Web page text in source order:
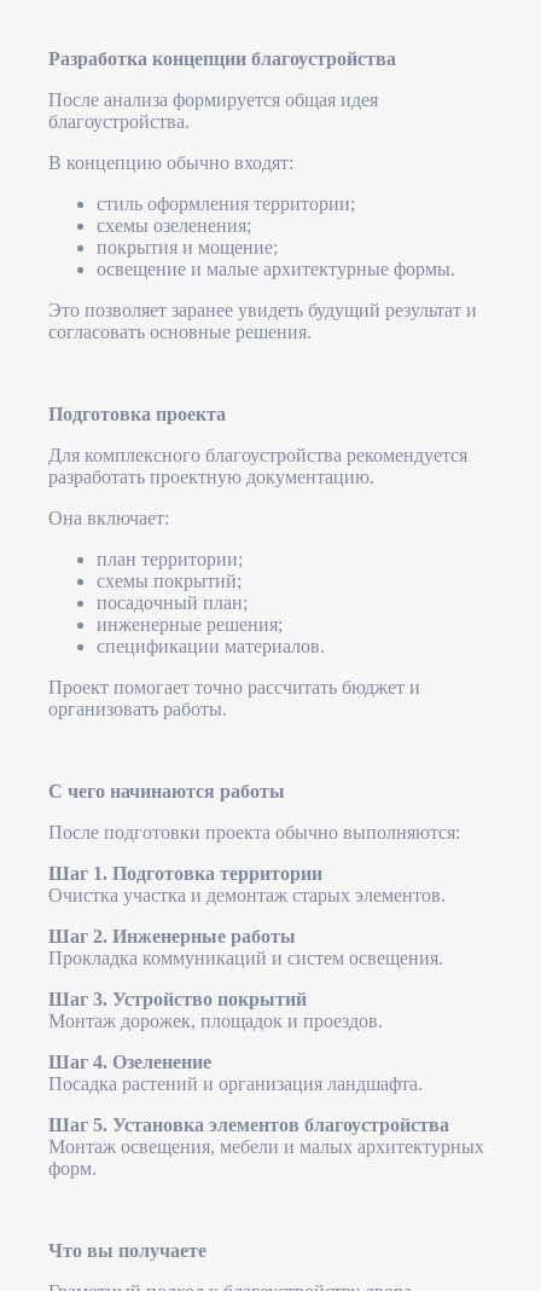
Разработка концепции благоустройства
После анализа формируется общая идея
благоустройства.
В концепцию обычно входят:
стиль оформления территории;
схемы озеленения;
покрытия и мощение;
освещение и малые архитектурные формы.
Это позволяет заранее увидеть будущий результат и
согласовать основные решения.
Подготовка проекта
Для комплексного благоустройства рекомендуется
разработать проектную документацию.
Она включает:
план территории;
схемы покрытий;
посадочный план;
инженерные решения;
спецификации материалов.
Проект помогает точно рассчитать бюджет и
организовать работы.
С чего начинаются работы
После подготовки проекта обычно выполняются:
Шаг 1. Подготовка территории
Очистка участка и демонтаж старых элементов.
Шаг 2. Инженерные работы
Прокладка коммуникаций и систем освещения.
Шаг 3. Устройство покрытий
Монтаж дорожек, площадок и проездов.
Шаг 4. Озеленение
Посадка растений и организация ландшафта.
Шаг 5. Установка элементов благоустройства
Монтаж освещения, мебели и малых архитектурных
форм.
Что вы получаете